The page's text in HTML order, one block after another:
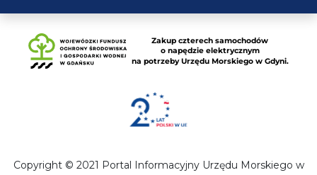
Copyright © 2021 Portal Informacyjny Urzędu Morskiego w